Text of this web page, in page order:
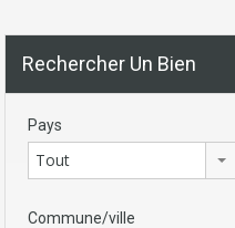
Rechercher Un Bien
Pays
Tout
Commune/ville